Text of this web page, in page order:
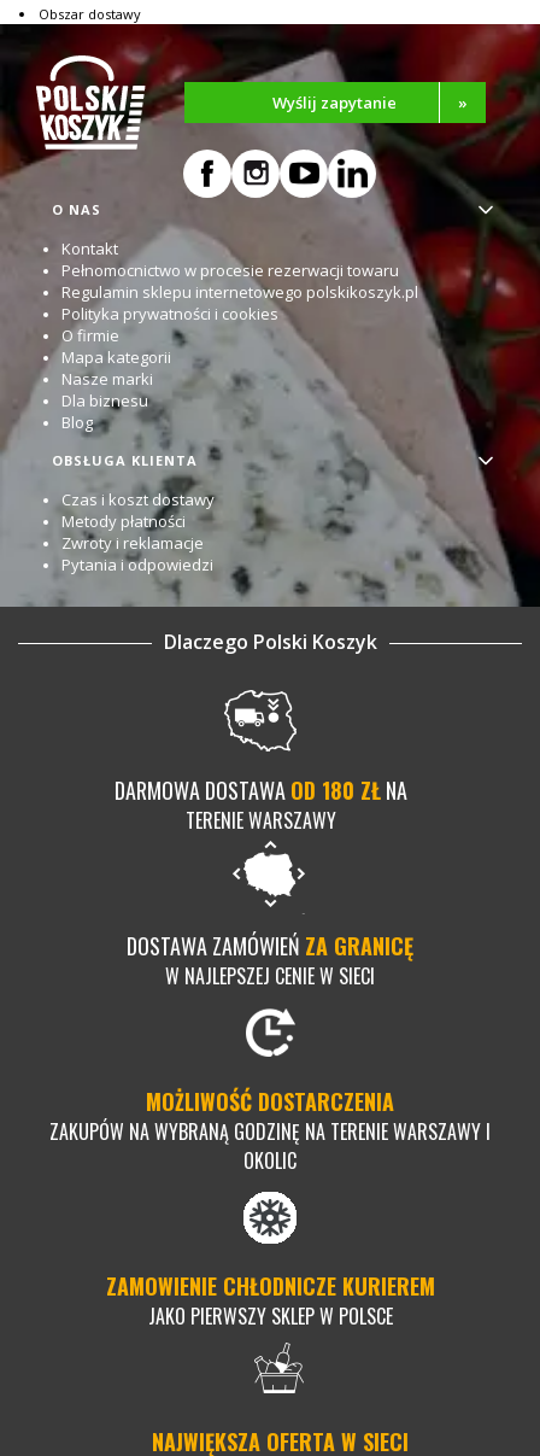
Obszar dostawy
Linki w stopce
O NAS
Kontakt
Pełnomocnictwo w procesie rezerwacji towaru
Regulamin sklepu internetowego polskikoszyk.pl
Polityka prywatności i cookies
O firmie
Mapa kategorii
Nasze marki
Dla biznesu
Blog
OBSŁUGA KLIENTA
Czas i koszt dostawy
Metody płatności
Zwroty i reklamacje
Pytania i odpowiedzi
Wyślij zapytanie »
Dlaczego Polski Koszyk
DARMOWA DOSTAWAOD 180 ZŁNA
TERENIE WARSZAWY
DOSTAWA ZAMÓWIEŃ ZA GRANICĘ
W NAJLEPSZEJ CENIE W SIECI
MOŻLIWOŚĆ DOSTARCZENIA
ZAKUPÓW NA WYBRANĄ GODZINĘ NA TERENIE WARSZAWY I
OKOLIC
ZAMOWIENIE CHŁODNICZE KURIEREM
JAKO PIERWSZY SKLEP W POLSCE
NAJWIĘKSZA OFERTA W SIECI